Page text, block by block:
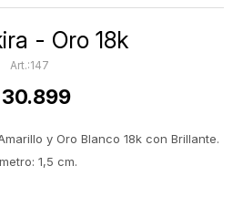
- Oro 18k
147
30.899
y Oro Blanco 18k con Brillante.
1,5 cm.